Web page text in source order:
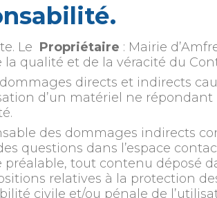
Le Propriétaire : Mairie
qualité et de la véracité du
directs et indirects
d’un matériel ne
des dommages indirects
questions dans l’espace
tout contenu déposé
relatives à la protection
civile et/ou pénale de